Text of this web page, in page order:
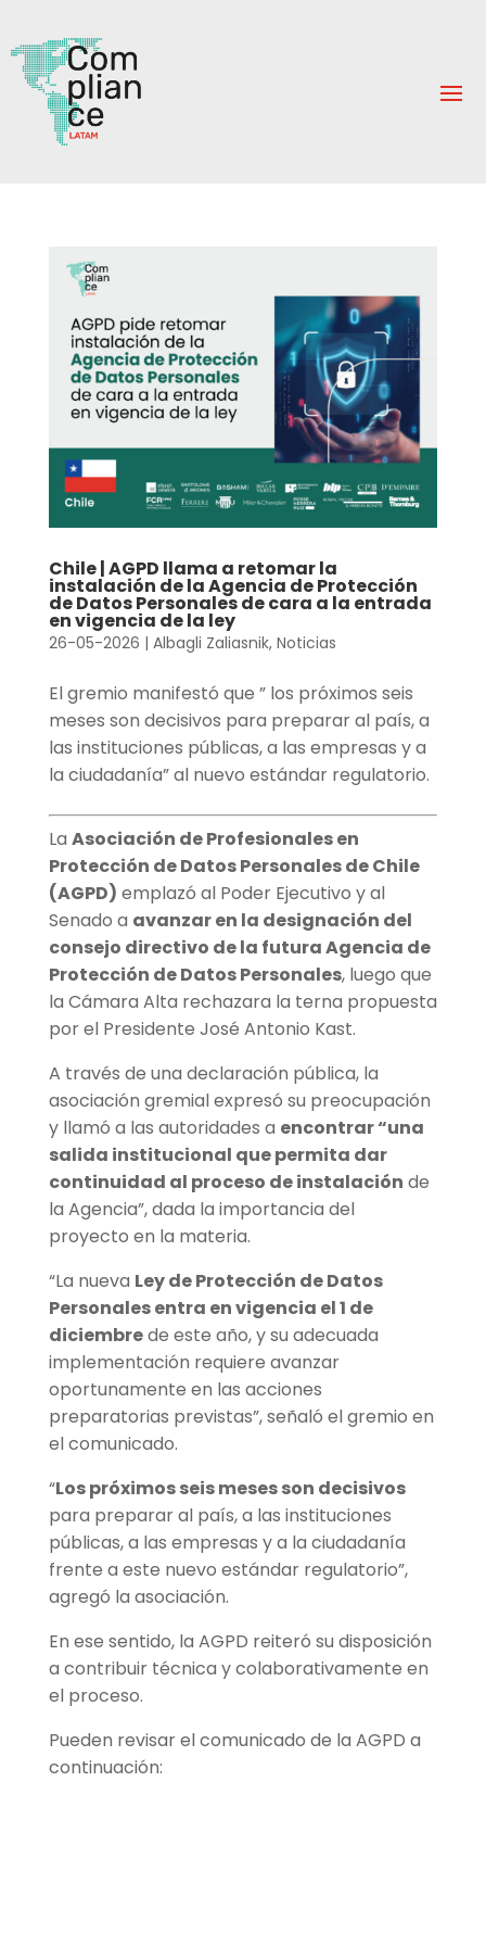
Chile | AGPD llama a retomar la
instalación de la Agencia de Protección
de Datos Personales de cara a la entrada
en vigencia de la ley
26-05-2026 | Albagli Zaliasnik, Noticias
El gremio manifestó que ” los próximos seis
meses son decisivos para preparar al país, a
las instituciones públicas, a las empresas y a
la ciudadanía” al nuevo estándar regulatorio.
La Asociación de Profesionales en
Protección de Datos Personales de Chile
(AGPD) emplazó al Poder Ejecutivo y al
Senado a avanzar en la designación del
consejo directivo de la futura Agencia de
Protección de Datos Personales, luego que
la Cámara Alta rechazara la terna propuesta
por el Presidente José Antonio Kast.
A través de una declaración pública, la
asociación gremial expresó su preocupación
y llamó a las autoridades a encontrar “una
salida institucional que permita dar
continuidad al proceso de instalación de
la Agencia”, dada la importancia del
proyecto en la materia.
“La nueva Ley de Protección de Datos
Personales entra en vigencia el 1 de
diciembrede este año, y su adecuada
implementación requiere avanzar
oportunamente en las acciones
preparatorias previstas”, señaló el gremio en
el comunicado.
“Los próximos seis meses son decisivos
para preparar al país, a las instituciones
públicas, a las empresas y a la ciudadanía
frente a este nuevo estándar regulatorio”,
agregó la asociación.
En ese sentido, la AGPD reiteró su disposición
a contribuir técnica y colaborativamente en
el proceso.
Pueden revisar el comunicado de la AGPD a
continuación: